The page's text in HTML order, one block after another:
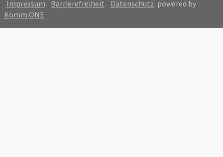
Impressum
Barrierefreiheit Datenschutz powered by
Komm.ONE